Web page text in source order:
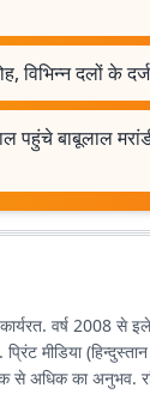
दलों के
पहुंचे बाबूलाल
वर्ष 2008 से
मीडिया
से अधिक का अनुभव.